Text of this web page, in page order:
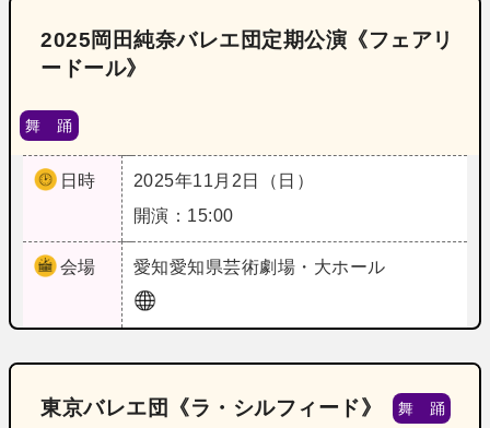
2025岡田純奈バレエ団定期公演《フェアリ
ードール》
舞 踊
日時
2025年11月2日（日）
開演：15:00
会場 愛知愛知県芸術劇場・大ホール
東京バレエ団《ラ・シルフィード》 舞 踊